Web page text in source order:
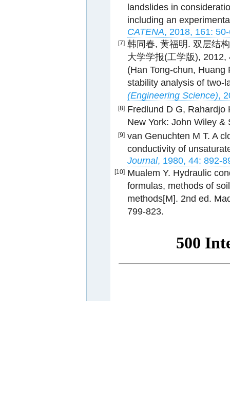
landslides in
including an
CATENA, 2018, 161:
[7] 韩同春, 黄福明. 双层结
大学学报(工学版), 2012,
(Han Tong-chun,
stability analysis of two-
(Engineering Science),
[8] Fredlund D G, Rahardjo
New York: John Wiley &
[9] van Genuchten M T. A
conductivity of
Journal, 1980, 44: 892-
[10] Mualem Y. Hydraulic
formulas, methods of
methods[M]. 2nd ed.
799-823.